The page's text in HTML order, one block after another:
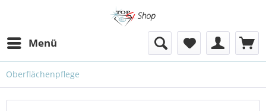
Menü
Oberflächenpflege